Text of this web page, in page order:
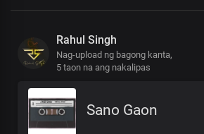
Rahul Singh
Nag-upload ng bagong kanta,
5 taon na ang nakalipas
Sano Gaon